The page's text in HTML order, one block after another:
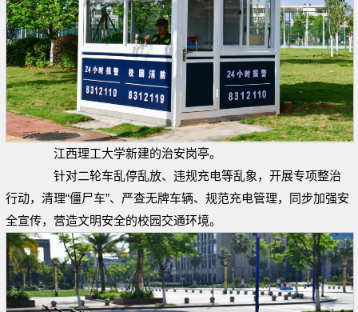
江西理工大学新建的治安岗亭。
针对二轮车乱停乱放、违规充电等乱象，开展专项整治
行动，清理“僵尸车”、严查无牌车辆、规范充电管理，同步加强安
全宣传，营造文明安全的校园交通环境。